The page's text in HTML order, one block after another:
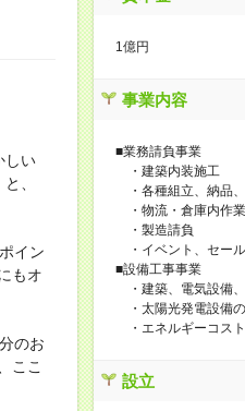
しい
、
イン
もオ
のお
ここ
1億円
事業内容
■業務請負事業
・建築内装施工
・各種組立、納品
・物流・倉庫内作業
・製造請負
・イベント、セー
■設備工事事業
・建築、電気設備
・太陽光発電設備
・エネルギーコス
設立